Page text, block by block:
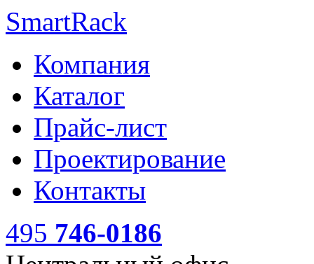
SmartRack
Компания
Каталог
Прайс-лист
Проектирование
Контакты
495 746-0186